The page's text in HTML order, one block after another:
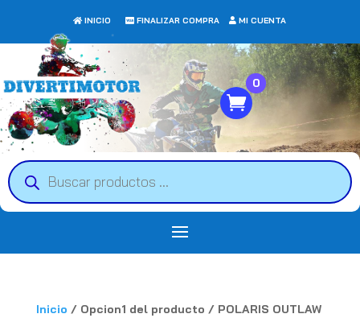
INICIO FINALIZAR COMPRA MI CUENTA
Búsqueda
de
productos
0
Inicio / Opcion1 del producto / POLARIS OUTLAW